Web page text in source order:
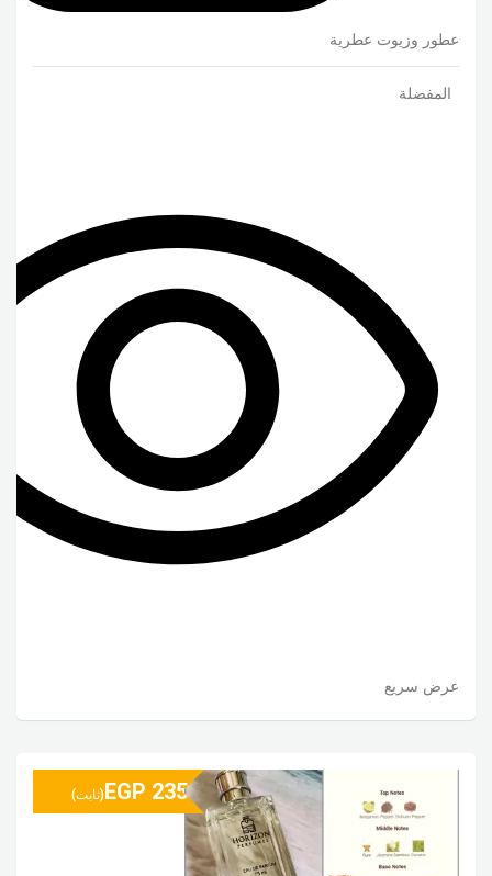
عطور وزيوت عطرية
المفضلة
عرض سريع
EGP 235 (ثابت)